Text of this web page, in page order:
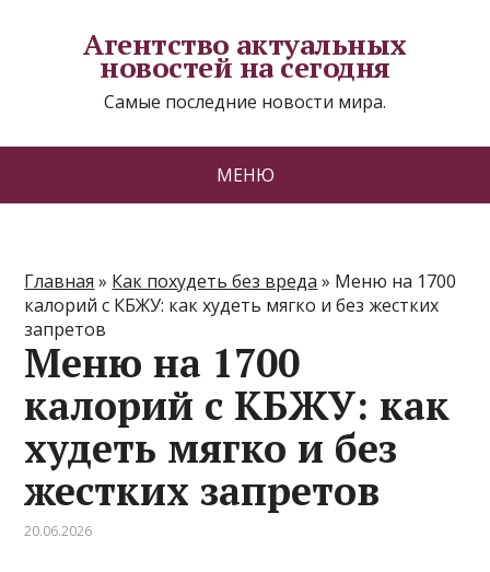
Агентство актуальных
новостей на сегодня
Самые последние новости мира.
МЕНЮ
Главная » Как похудеть без вреда » Меню на 1700
калорий с КБЖУ: как худеть мягко и без жестких
запретов
Меню на 1700
калорий с КБЖУ: как
худеть мягко и без
жестких запретов
20.06.2026